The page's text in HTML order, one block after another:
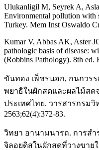
Ulukanligil M, Seyrek A,
Environmental pollution with
Turkey. Mem Inst Oswaldo
Kumar V, Abbas AK, Aster
pathologic basis of disease:
(Robbins Pathology). 8th ed.
ขันทอง เพ็ชรนอก, กนกวร
พยาธิในผักสดและผลไม้ส
ประเทศไทย. วารสารกรม
2563;62(4):372-83.
วิทยา อานามนารถ. การส
จิลอยดิสในผักสดที่วางขาย